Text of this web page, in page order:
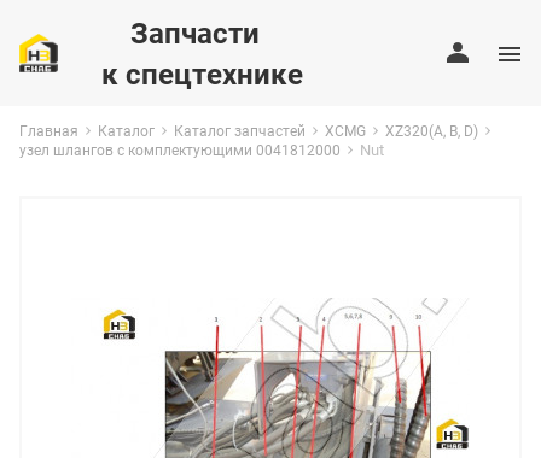
Запчасти
к спецтехнике
Главная Каталог Каталог запчастей XCMG
XZ320(A, B, D)
узел шлангов с комплектующими 0041812000
Nut